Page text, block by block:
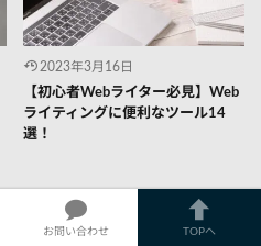
2023年3月16日
【初心者Webライター必見】Web
ライティングに便利なツール14
選！
お問い合わせ TOPへ